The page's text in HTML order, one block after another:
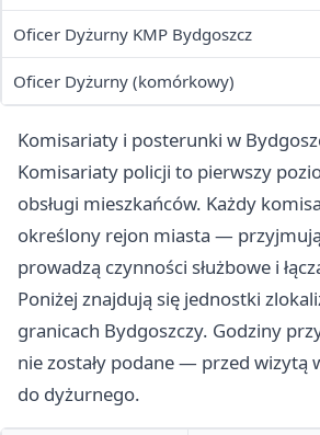
Oficer Dyżurny KMP Bydgoszcz
Oficer Dyżurny (komórkowy)
Komisariaty i posterunki w
Komisariaty policji to pierwszy
obsługi mieszkańców. Każdy
określony rejon miasta — przyjmują
prowadzą czynności służbowe i
Poniżej znajdują się jednostki
granicach Bydgoszczy. Godziny
nie zostały podane — przed wizytą
do dyżurnego.